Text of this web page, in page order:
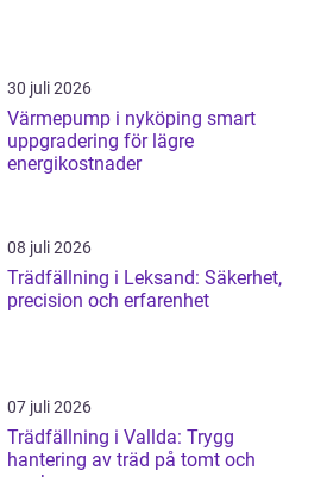
30 juli 2026
Värmepump i nyköping smart
uppgradering för lägre
energikostnader
08 juli 2026
Trädfällning i Leksand: Säkerhet,
precision och erfarenhet
07 juli 2026
Trädfällning i Vallda: Trygg
hantering av träd på tomt och